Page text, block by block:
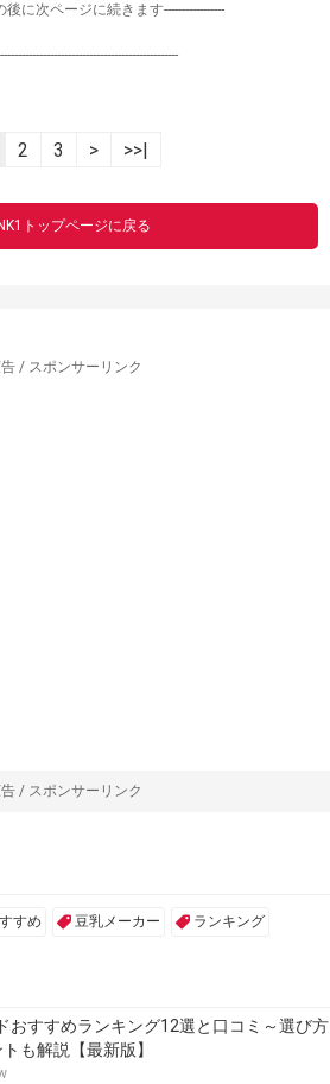
後に次ページに続きます-----------------
2 3 > >>|
トップページに戻る
/ スポンサーリンク
/ スポンサーリンク
すめ 豆乳メーカー ランキング
おすすめランキング12選と口コミ～選び方
も解説【最新版】